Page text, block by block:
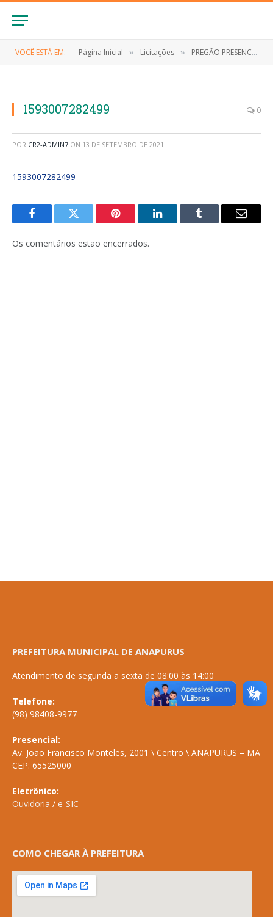
VOCÊ ESTÁ EM: Página Inicial » Licitações » PREGÃO PRESENCIAL Nº 018/2020 (AQUISIÇÃO DE 02 AUTOMÓVEIS DA ESTRUTURAÇÃO DA REDE DE SERVIÇOS DO SISTEMA ÚNICO DE ASSISTÊNCIA SOCIAL)
1593007282499 0
POR CR2-ADMIN7 ON 13 DE SETEMBRO DE 2021
1593007282499
FacebookTwitter Pinterest LinkedInTumblr
E-
Os comentários estão encerrados.
PREFEITURA MUNICIPAL DE ANAPURUS
Atendimento de segunda a sexta de 08:00 às 14:00
Telefone:
(98) 98408-9977
Presencial:
Av. João Francisco Monteles, 2001 \ Centro \ ANAPURUS – MA
CEP: 65525000
Eletrônico:
Ouvidoria / e-SIC
COMO CHEGAR À PREFEITURA